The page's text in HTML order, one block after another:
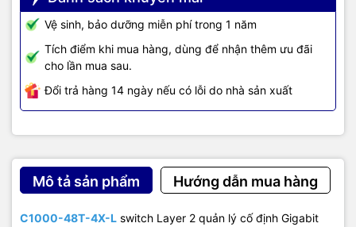
Vệ sinh, bảo dưỡng miễn phí trong 1 năm
Tích điểm khi mua hàng, dùng để nhận thêm ưu đãi
cho lần mua sau.
Đổi trả hàng 14 ngày nếu có lỗi do nhà sản xuất
Mô tả sản phẩm Hướng dẫn mua hàng
C1000-48T-4X-L switch Layer 2 quản lý cố định Gigabit
hãng, giá tốt, dịch vụ chuyên nghiệp, đáp ứng tối đa nhu cầu của
doanh nghiệp cũng như gia đình và cá nhân.